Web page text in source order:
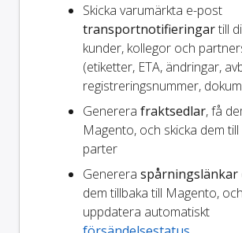
Skicka varumärkta e-post
transportnotifieringartill
kunder, kollegor och
(etiketter, ETA, ändringar,
registreringsnummer,
Generera fraktsedlar, få
Magento, och skicka dem
parter
Generera spårningslänkar
dem tillbaka till Magento, och
uppdatera automatiskt